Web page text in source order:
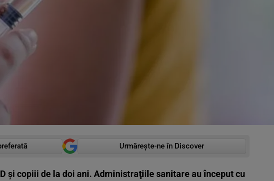
Urmărește-ne în Discover
și copiii de la doi ani. Administraţiile sanitare au început cu